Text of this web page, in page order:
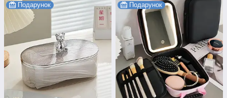
Подарунок Подарунок